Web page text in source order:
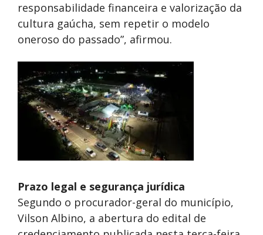
responsabilidade financeira e valorização da
cultura gaúcha, sem repetir o modelo
oneroso do passado”, afirmou.
Prazo legal e segurança jurídica
Segundo o procurador-geral do município,
Vilson Albino, a abertura do edital de